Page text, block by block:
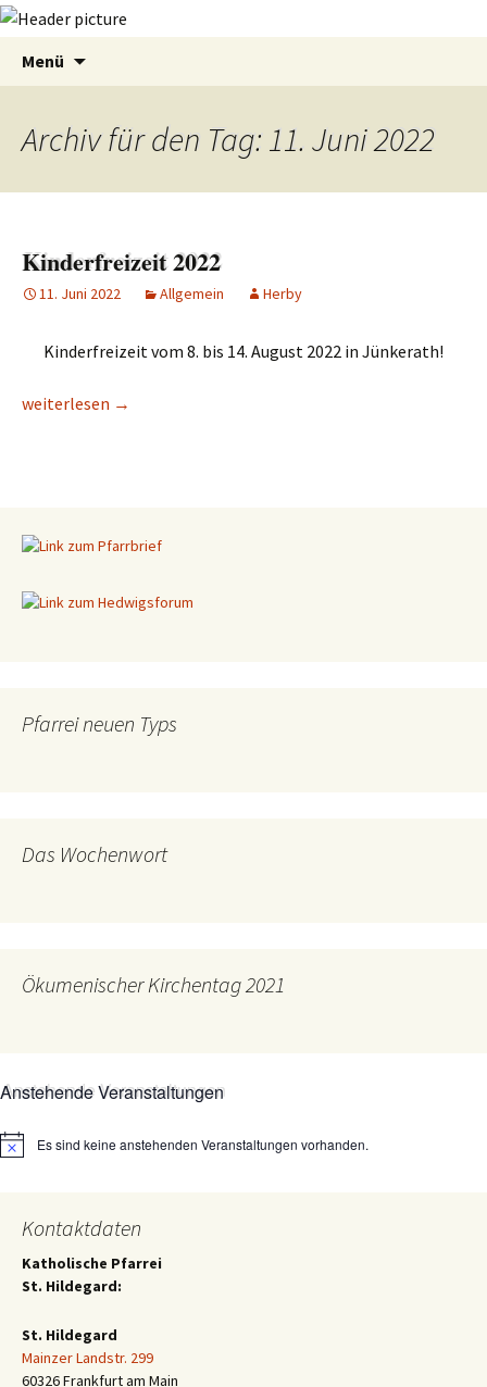
Menü
Archiv für den Tag: 11. Juni 2022
Kinderfreizeit 2022
11. Juni 2022 Allgemein Herby
Kinderfreizeit vom 8. bis 14. August 2022 in Jünkerath!
Kinderfreizeit 2022
weiterlesen →
Pfarrei neuen Typs
Das Wochenwort
Ökumenischer Kirchentag 2021
Anstehende Veranstaltungen
HinweisEs sind keine anstehenden Veranstaltungen vorhanden.
Kontaktdaten
Katholische Pfarrei
St. Hildegard:
St. Hildegard
Mainzer Landstr. 299
60326 Frankfurt am Main